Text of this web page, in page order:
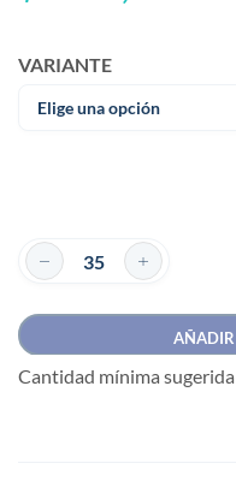
VARIANTE
AÑADIR
Cantidad mínima